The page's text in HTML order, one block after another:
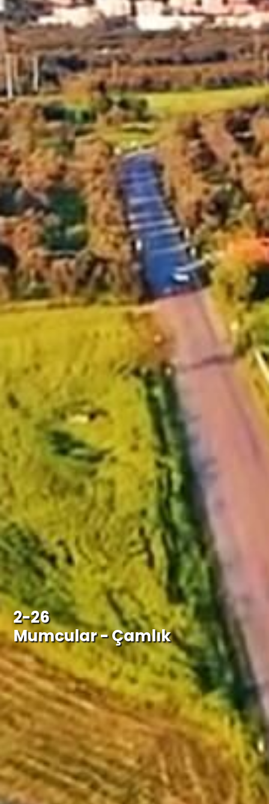
2-26
Mumcular - Çamlık